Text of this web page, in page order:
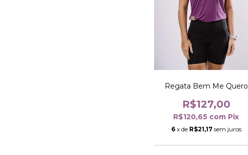
Regata Bem Me Quero
R$127,00
R$120,65 com Pix
6 x de R$21,17 sem juros